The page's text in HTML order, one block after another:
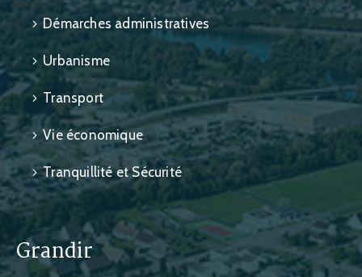
Démarches administratives
Urbanisme
Transport
Vie économique
Tranquillité et Sécurité
Grandir